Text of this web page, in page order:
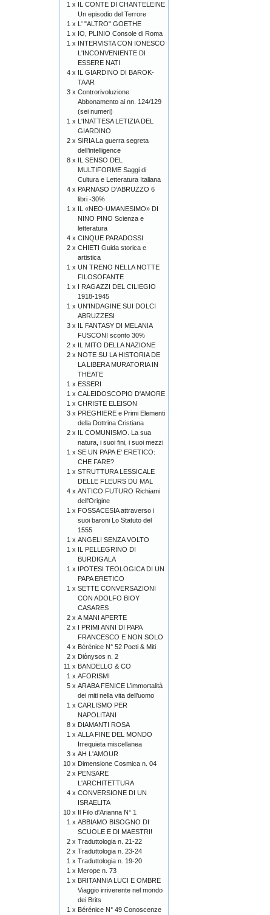
1 x IL CONTE DI CHANTELEINE
Un episodio del Terrore
1 x L' "ALTRO" GOETHE
1 x IO, PLINIO Console di Roma
1 x INTERVISTA CON IONESCO
L'INCONVENIENTE DI
ESSERE NATI
4 x IL GIARDINO DI BAROK-
TAAR
3 x Controrivoluzione
Abbonamento ai nn. 124/129
(sei numeri)
1 x L'INATTESA LETIZIA DEL
GIARDINO
2 x SIRIA La guerra segreta
dell’intelligence
8 x IL SENSO DEL
MULTIFORME Saggi di
Cultura e Letteratura Italiana
4 x PARNASO D'ABRUZZO 6
libri -30%
1 x IL «NEO-UMANESIMO» DI
NINO PINO Scienza e
letteratura
4 x CINQUE PARADOSSI
2 x CHIETI Guida storica e
artistica
1 x UN TRENO NELLA NOTTE
FILOSOFANTE
1 x I RAGAZZI DEL CILIEGIO
1918-1945
1 x UN'INDAGINE SUI DOLCI
ABRUZZESI
3 x IL FANTASY DI MELANIA
FUSCONI sconto 30%
2 x IL MITO DELLA NAZIONE
2 x NOTE SU LA HISTORIA DE
LA LIBERA MURATORIA IN
THEATE
1 x ESSERI
1 x CALEIDOSCOPIO D'AMORE
1 x CHRISTE ELEISON
3 x PREGHIERE e Primi Elementi
della Dottrina Cristiana
2 x IL COMUNISMO. La sua
natura, i suoi fini, i suoi mezzi
1 x SE UN PAPA E' ERETICO:
CHE FARE?
1 x STRUTTURA LESSICALE
DELLE FLEURS DU MAL
4 x ANTICO FUTURO Richiami
dell'Origine
1 x FOSSACESIA attraverso i
suoi baroni Lo Statuto del
1555
1 x ANGELI SENZA VOLTO
1 x IL PELLEGRINO DI
BURDIGALA
1 x IPOTESI TEOLOGICA DI UN
PAPA ERETICO
1 x SETTE CONVERSAZIONI
CON ADOLFO BIOY
CASARES
2 x A MANI APERTE
2 x I PRIMI ANNI DI PAPA
FRANCESCO E NON SOLO
4 x Bérénice N° 52 Poeti & Miti
2 x Diònysos n. 2
11 x BANDELLO & CO
1 x AFORISMI
5 x ARABA FENICE L’immortalità
dei miti nella vita dell’uomo
1 x CARLISMO PER
NAPOLITANI
8 x DIAMANTI ROSA
1 x ALLA FINE DEL MONDO
Irrequieta miscellanea
3 x AH L'AMOUR
10 x Dimensione Cosmica n. 04
2 x PENSARE
L'ARCHITETTURA
4 x CONVERSIONE DI UN
ISRAELITA
10 x Il Filo d'Arianna N° 1
1 x ABBIAMO BISOGNO DI
SCUOLE E DI MAESTRI!
2 x Traduttologia n. 21-22
2 x Traduttologia n. 23-24
1 x Traduttologia n. 19-20
1 x Merope n. 73
1 x BRITANNIA LUCI E OMBRE
Viaggio irriverente nel mondo
dei Brits
1 x Bérénice N° 49 Conoscenze